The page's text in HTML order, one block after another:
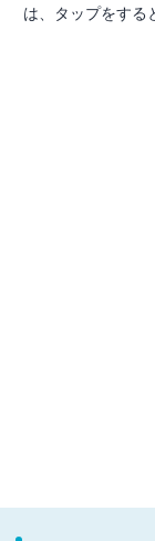
は、タップをする